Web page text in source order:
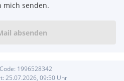
mich senden.
absenden
1996528342
25.07.2026, 09:50Uhr